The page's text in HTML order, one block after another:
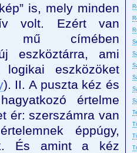
is, mely minden
volt. Ezért van
mű címében
eszköztárra, ami
eszközöket
). II. A puszta kéz és
értelme
ér: szerszámra van
éppúgy,
És amint a kéz